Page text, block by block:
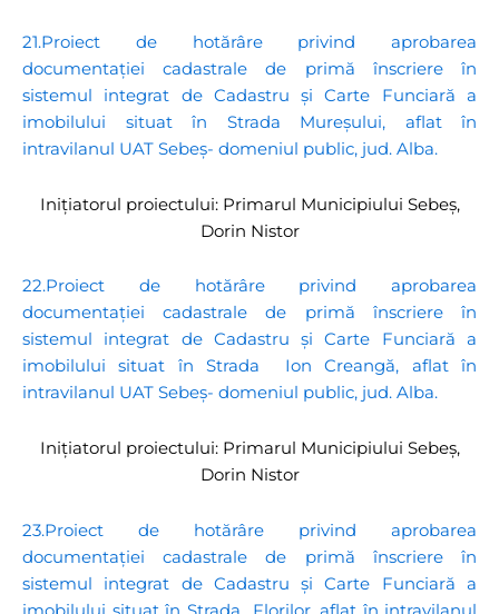
21.Proiect de hotărâre privind aprobarea
documentației cadastrale de primă înscriere în
sistemul integrat de Cadastru și Carte Funciară a
imobilului situat în Strada Mureșului, aflat în
intravilanul UAT Sebeș- domeniul public, jud. Alba.
Inițiatorul proiectului: Primarul Municipiului Sebeș,
Dorin Nistor
22.Proiect de hotărâre privind aprobarea
documentației cadastrale de primă înscriere în
sistemul integrat de Cadastru și Carte Funciară a
imobilului situat în Strada Ion Creangă, aflat în
intravilanul UAT Sebeș- domeniul public, jud. Alba.
Inițiatorul proiectului: Primarul Municipiului Sebeș,
Dorin Nistor
23.Proiect de hotărâre privind aprobarea
documentației cadastrale de primă înscriere în
sistemul integrat de Cadastru și Carte Funciară a